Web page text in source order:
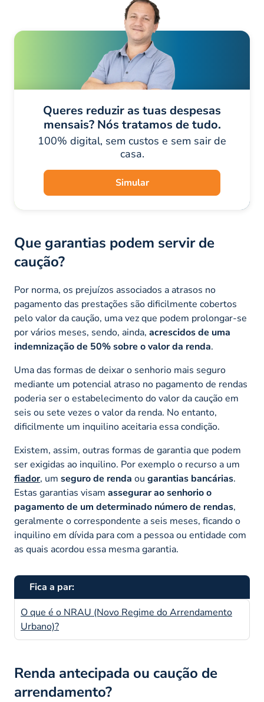
Queres reduzir as tuas despesas
mensais? Nós tratamos de tudo.
100% digital, sem custos e sem sair de
casa.
Simular
Que garantias podem servir de
caução?
Por norma, os prejuízos associados a atrasos no
pagamento das prestações são dificilmente cobertos
pelo valor da caução, uma vez que podem prolongar-se
por vários meses, sendo, ainda, acrescidos de uma
indemnização de 50% sobre o valor da renda.
Uma das formas de deixar o senhorio mais seguro
mediante um potencial atraso no pagamento de rendas
poderia ser o estabelecimento do valor da caução em
seis ou sete vezes o valor da renda. No entanto,
dificilmente um inquilino aceitaria essa condição.
Existem, assim, outras formas de garantia que podem
ser exigidas ao inquilino. Por exemplo o recurso a um
fiador, um seguro de renda ou garantias bancárias.
Estas garantias visam assegurar ao senhorio o
pagamento de um determinado número de rendas,
geralmente o correspondente a seis meses, ficando o
inquilino em dívida para com a pessoa ou entidade com
as quais acordou essa mesma garantia.
Fica a par:
O que é o NRAU (Novo Regime do Arrendamento
Urbano)?
Renda antecipada ou caução de
arrendamento?